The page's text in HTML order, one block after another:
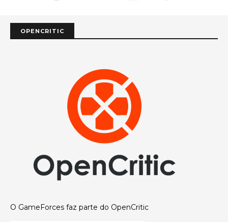
OPENCRITIC
O GameForces faz parte do OpenCritic